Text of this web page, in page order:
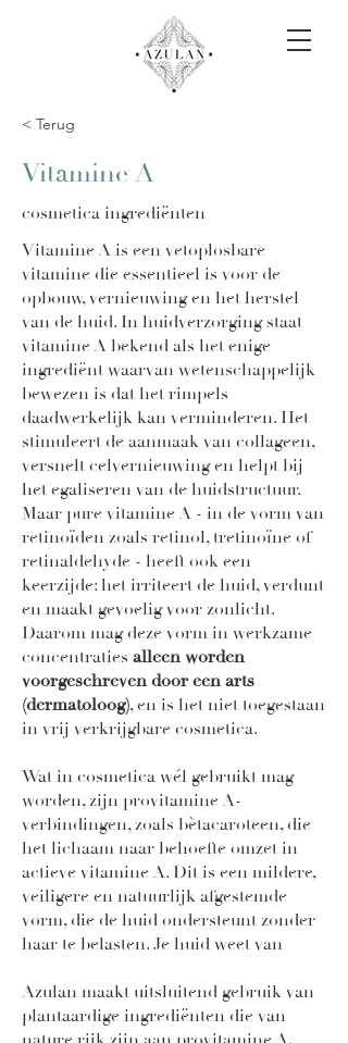
< Terug
Vitamine A
cosmetica ingrediënten
Vitamine A is een vetoplosbare
vitamine die essentieel is voor de
opbouw, vernieuwing en het herstel
van de huid. In huidverzorging staat
vitamine A bekend als het enige
ingrediënt waarvan wetenschappelijk
bewezen is dat het rimpels
daadwerkelijk kan verminderen. Het
stimuleert de aanmaak van collageen,
versnelt celvernieuwing en helpt bij
het egaliseren van de huidstructuur.
Maar pure vitamine A - in de vorm van
retinoïden zoals retinol, tretinoïne of
retinaldehyde - heeft ook een
keerzijde: het irriteert de huid, verdunt
en maakt gevoelig voor zonlicht.
Daarom mag deze vorm in werkzame
concentraties alleen worden
voorgeschreven door een arts
(dermatoloog), en is het niet toegestaan
in vrij verkrijgbare cosmetica.
Wat in cosmetica wél gebruikt mag
worden, zijn provitamine A-
verbindingen, zoals bètacaroteen, die
het lichaam naar behoefte omzet in
actieve vitamine A. Dit is een mildere,
veiligere en natuurlijk afgestemde
vorm, die de huid ondersteunt zonder
haar te belasten. Je huid weet van
Azulan maakt uitsluitend gebruik van
plantaardige ingrediënten die van